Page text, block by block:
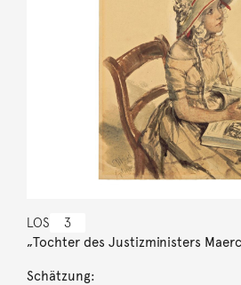
LOS 3
„Tochter des Justizministers
Schätzung: